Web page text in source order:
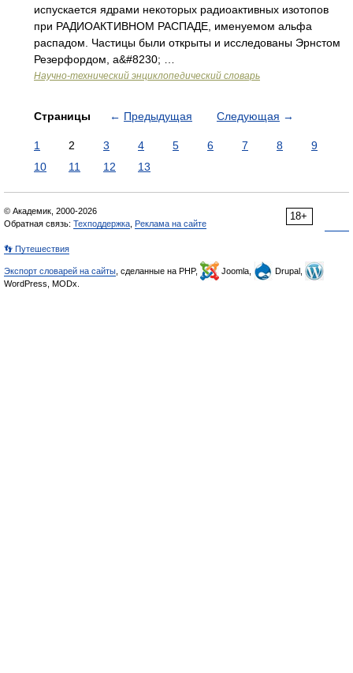
испускается ядрами некоторых радиоактивных изотопов
при РАДИОАКТИВНОМ РАСПАДЕ, именуемом альфа
распадом. Частицы были открыты и исследованы Эрнстом
Резерфордом, а&#8230; …
Научно-технический энциклопедический словарь
Страницы ← Предыдущая Следующая →
1 2 3 4 5 6 7 8
9
10
11 12 13
18+
© Академик, 2000-2026
Обратная связь: Техподдержка Реклама на сайте
👣 Путешествия
Экспорт словарей на сайты , сделанные на PHP, Joomla,
Drupal,
WordPress, MODx.